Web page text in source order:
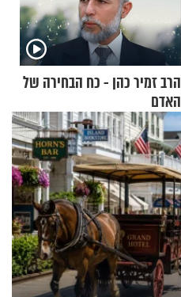
הרב זמיר כהן - כח הבחירה של
האדם